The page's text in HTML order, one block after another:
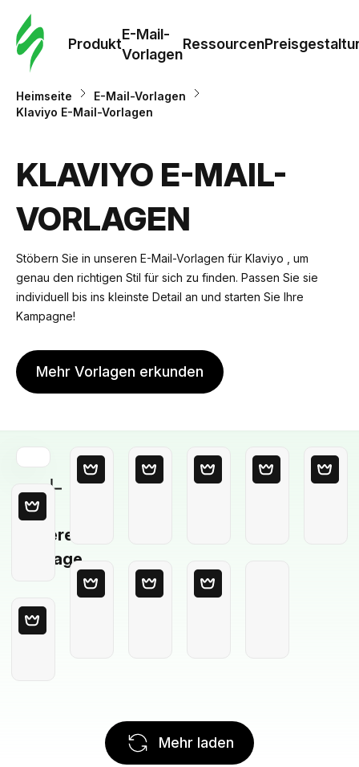
Produkt
E-Mail-
Vorlagen
Ressourcen
Heimseite
E-Mail-Vorlagen
Klaviyo E-Mail-Vorlagen
KLAVIYO E-MAIL-
VORLAGEN
Stöbern Sie in unseren E-Mail-Vorlagen für Klaviyo , um
genau den richtigen Stil für sich zu finden. Passen Sie sie
individuell bis ins kleinste Detail an und starten Sie Ihre
Kampagne!
Mehr Vorlagen erkunden
Leere
Vorlage
Mehr laden